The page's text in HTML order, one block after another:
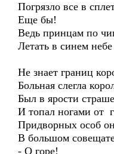
Погрязло все в
Еще бы!
Ведь принцам по
Летать в синем
Не знает границ
Больная слегла
Был в ярости
И топал ногами от
Придворных особ
В большом
- О горе!